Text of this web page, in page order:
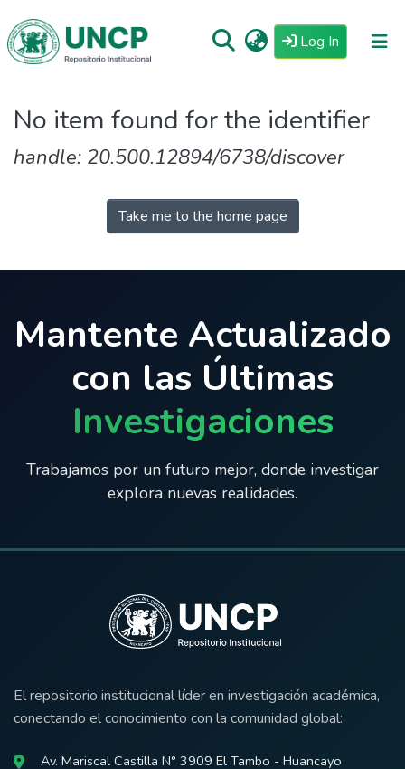
Log In (current)
Repositorio
Estadisticas
No item found for the identifier
handle: 20.500.12894/6738/discover
Take me to the home page
Mantente Actualizado
con las Últimas
Investigaciones
Trabajamos por un futuro mejor, donde investigar
explora nuevas realidades.
El repositorio institucional líder en investigación académica,
conectando el conocimiento con la comunidad global:
Av. Mariscal Castilla N° 3909 El Tambo - Huancayo